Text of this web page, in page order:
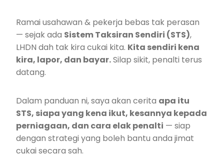
Ramai usahawan & pekerja bebas tak perasan
— sejak ada Sistem Taksiran Sendiri (STS),
LHDN dah tak kira cukai kita. Kita sendiri kena
kira, lapor, dan bayar.Silap sikit, penalti terus
datang.
Dalam panduan ni, saya akan cerita apa itu
STS, siapa yang kena ikut, kesannya kepada
perniagaan, dan cara elak penalti — siap
dengan strategi yang boleh bantu anda jimat
cukai secara sah.